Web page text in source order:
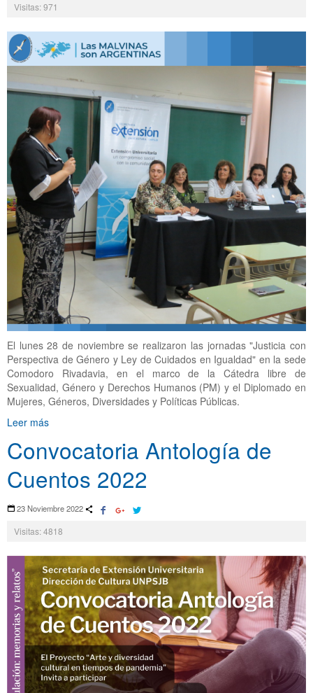
Visitas: 971
El lunes 28 de noviembre se realizaron las jornadas "Justicia con
Perspectiva de Género y Ley de Cuidados en Igualdad" en la sede
Comodoro Rivadavia, en el marco de la Cátedra libre de
Sexualidad, Género y Derechos Humanos (PM) y el Diplomado en
Mujeres, Géneros, Diversidades y Políticas Públicas.
Leer más
Convocatoria Antología de
Cuentos 2022
23 Noviembre 2022
Visitas: 4818